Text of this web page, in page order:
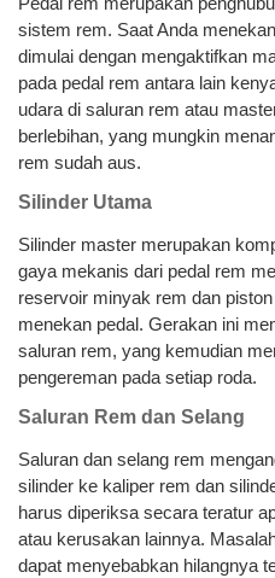
Pedal rem merupakan
sistem rem. Saat Anda
dimulai dengan mengaktifkan
pada pedal rem antara lain
udara di saluran rem atau
berlebihan, yang mungkin
rem sudah aus.
Silinder Utama
Silinder master merupakan
gaya mekanis dari pedal rem
reservoir minyak rem dan
menekan pedal. Gerakan ini
saluran rem, yang kemudian
pengereman pada setiap roda.
Saluran Rem dan Selang
Saluran dan selang rem
silinder ke kaliper rem dan
harus diperiksa secara teratur
atau kerusakan lainnya.
dapat menyebabkan hilangnya